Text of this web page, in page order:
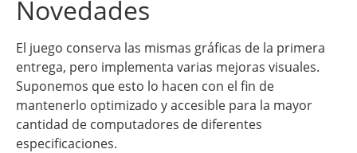
Novedades
El juego conserva las mismas gráficas de la primera
entrega, pero implementa varias mejoras visuales.
Suponemos que esto lo hacen con el fin de
mantenerlo optimizado y accesible para la mayor
cantidad de computadores de diferentes
especificaciones.